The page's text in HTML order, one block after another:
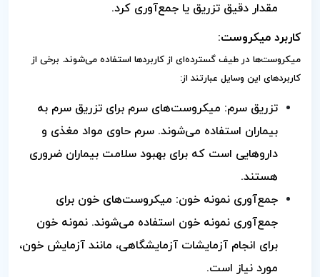
مقدار دقیق تزریق یا جمع‌آوری کرد.
کاربرد میکروست:
میکروست‌ها در طیف گسترده‌ای از کاربردها استفاده می‌شوند. برخی از
کاربردهای این وسایل عبارتند از:
تزریق سرم: میکروست‌های سرم برای تزریق سرم به
بیماران استفاده می‌شوند. سرم حاوی مواد مغذی و
داروهایی است که برای بهبود سلامت بیماران ضروری
هستند.
جمع‌آوری نمونه خون: میکروست‌های خون برای
جمع‌آوری نمونه خون استفاده می‌شوند. نمونه خون
برای انجام آزمایشات آزمایشگاهی، مانند آزمایش خون،
مورد نیاز است.